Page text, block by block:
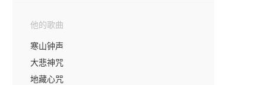
他的歌曲
寒山钟声
大悲神咒
地藏心咒